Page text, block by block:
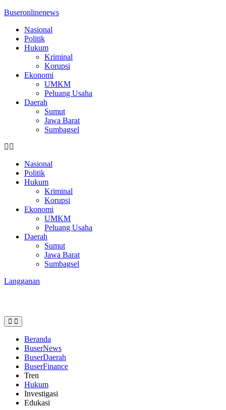
Buseronlinenews
Nasional
Politik
Hukum
Kriminal
Korupsi
Ekonomi
UMKM
Peluang Usaha
Daerah
Sumut
Jawa Barat
Sumbagsel
Nasional
Politik
Hukum
Kriminal
Korupsi
Ekonomi
UMKM
Peluang Usaha
Daerah
Sumut
Jawa Barat
Sumbagsel
Langganan
Beranda
BuserNews
BuserDaerah
BuserFinance
Tren
Hukum
Investigasi
Edukasi